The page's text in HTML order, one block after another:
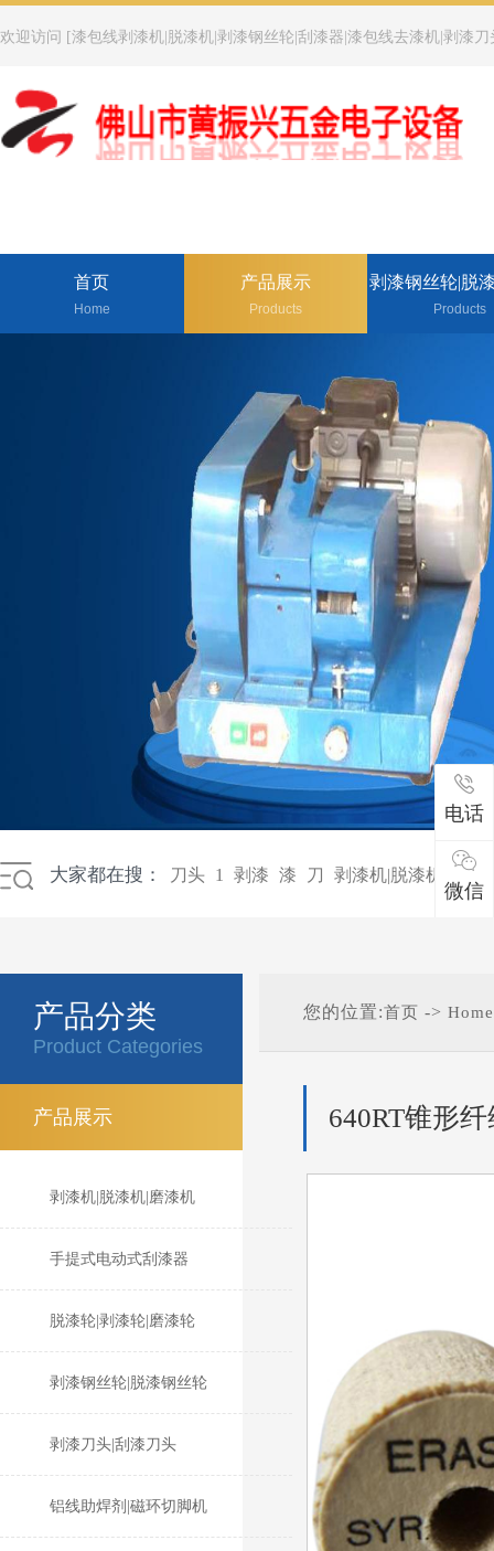
欢迎访问 [漆包线剥漆机|脱漆机|剥漆钢丝轮|刮漆器|漆包线去漆机|剥漆
首页
Home
产品展示
Products
剥漆钢丝轮|脱
Products
电话
微信
大家都在搜： 刀头 1 剥漆 漆 刀 剥漆机|脱漆机|磨漆
产品分类
Product Categories
产品展示
剥漆机|脱漆机|磨漆机
手提式电动式刮漆器
脱漆轮|剥漆轮|磨漆轮
剥漆钢丝轮|脱漆钢丝轮
剥漆刀头|刮漆刀头
铝线助焊剂|磁环切脚机
您的位置:首页 -> Home
640RT锥形